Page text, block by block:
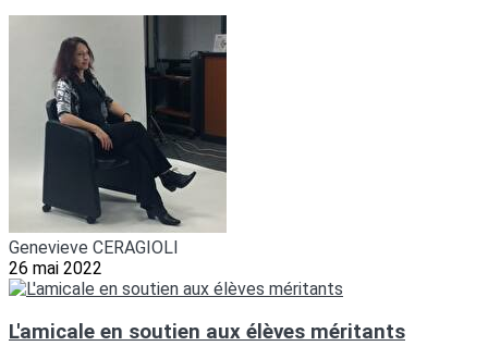
Genevieve CERAGIOLI
26 mai 2022
L'amicale en soutien aux élèves méritants